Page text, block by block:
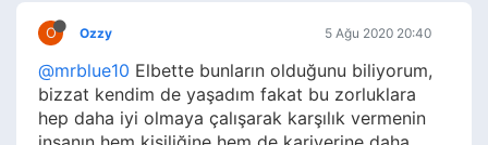
O Ozzy 5 Ağu 2020 20:40
@mrblue10 Elbette bunların olduğunu biliyorum,
bizzat kendim de yaşadım fakat bu zorluklara
hep daha iyi olmaya çalışarak karşılık vermenin